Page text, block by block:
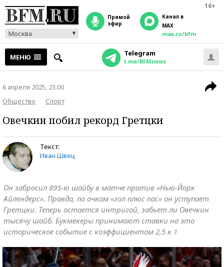
16+
Москва
прямой
эфир
Канал в
MAX
max.ru/bfm
МЕНЮ Telegram
t.me/BFMnews
6 апреля 2025, 23:00
Общество
Спорт
Овечкин побил рекорд Гретцки
Текст:
Иван Швец
Он забросил 895-ю шайбу в матче против «Нью-Йорк
Айлендерс». Правда, по очкам «гол плюс пас» он уступает
Гретцки. Теперь остается интригой, забьет ли Овечкин
тысячу шайб. Букмекеры принимают ставки на это
историческое событие с коэффициентом 2,5 к 1